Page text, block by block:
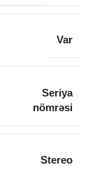
Var
Seriya
nömrəsi
Stereo